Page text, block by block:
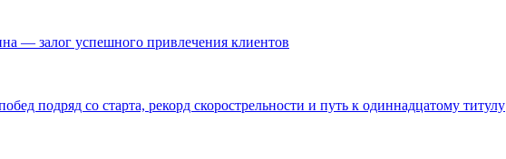
— залог успешного привлечения клиентов
подряд со старта, рекорд скорострельности и путь к одиннадцатому титулу